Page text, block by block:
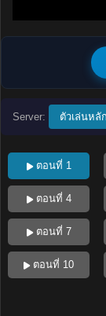
Server: ตัวเล่นหลัก
ตอนที่ 1
ตอนที่ 4
ตอนที่ 7
ตอนที่ 10